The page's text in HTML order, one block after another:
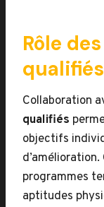
Rôle
qualifiés
Collaboration
qualifiés
objectifs
programmes
aptitudes